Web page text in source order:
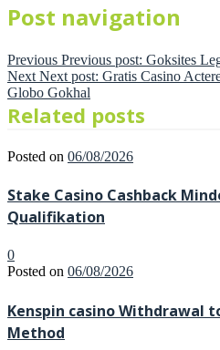
Post navigation
Previous Previous post: Goksites
Next Next post: Gratis Casino
Globo Gokhal
Related posts
Posted on 06/08/2026
Stake Casino Cashback
Qualifikation
0
Posted on 06/08/2026
Kenspin casino Withdrawal
Method